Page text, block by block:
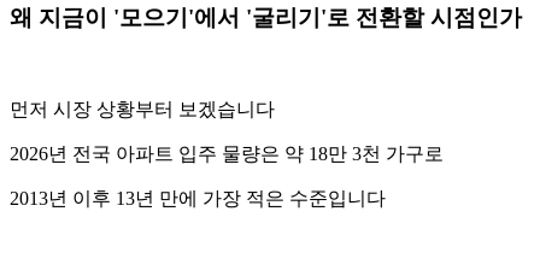
왜 지금이 '모으기'에서 '굴리기'로 전환할 시점인가
먼저 시장 상황부터 보겠습니다
2026년 전국 아파트 입주 물량은 약 18만 3천 가구로
2013년 이후 13년 만에 가장 적은 수준입니다